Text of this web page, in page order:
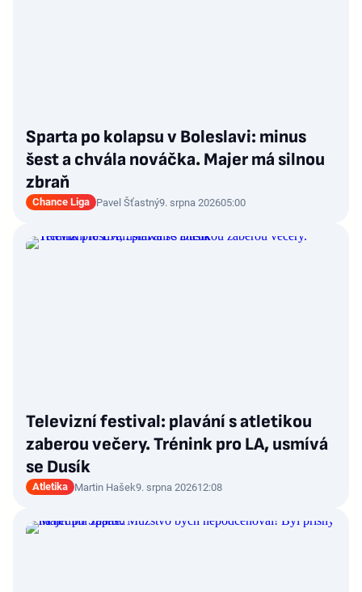
Sparta po kolapsu v Boleslavi: minus
šest a chvála nováčka. Majer má silnou
zbraň
Chance Liga Pavel Šťastný9. srpna 202605:00
Televizní festival: plavání s atletikou
zaberou večery. Trénink pro LA, usmívá
se Dusík
Atletika Martin Hašek9. srpna 202612:08